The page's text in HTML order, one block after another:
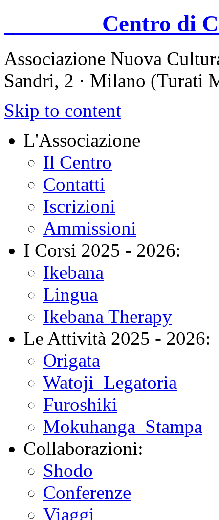
Centro di
Associazione Nuova
Sandri, 2 · Milano (Turati
Skip to content
L'Associazione
Il Centro
Contatti
Iscrizioni
Ammissioni
I Corsi 2025 - 2026:
Ikebana
Lingua
Ikebana Therapy
Le Attività 2025 - 2026:
Origata
Watoji_Legatoria
Furoshiki
Mokuhanga_Stampa
Collaborazioni:
Shodo
Conferenze
Viaggi